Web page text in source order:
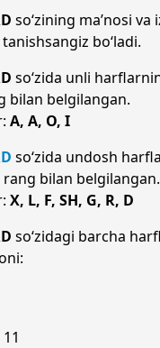
so‘zining ma’nosi va
bo‘ladi.
D so‘zida unli
bilan belgilangan.
A, A, O, I
D so‘zida undosh
rang bilan belgilangan.
X, L, F, SH, G, R, D
so‘zidagi barcha